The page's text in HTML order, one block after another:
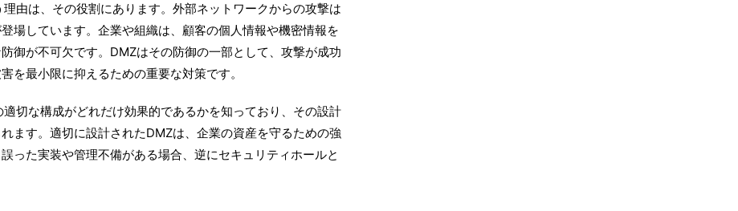
由は、その役割にあります。外部ネットワークからの攻撃は
場しています。企業や組織は、顧客の個人情報や機密情報を
御が不可欠です。DMZはその防御の一部として、攻撃が成功
を最小限に抑えるための重要な対策です。
切な構成がどれだけ効果的であるかを知っており、その設計
ます。適切に設計されたDMZは、企業の資産を守るための強
った実装や管理不備がある場合、逆にセキュリティホールと